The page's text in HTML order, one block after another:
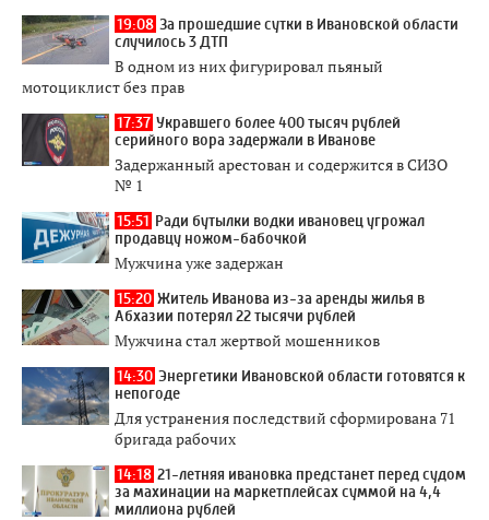
19:08 За прошедшие сутки в Ивановской области
случилось 3 ДТП
В одном из них фигурировал пьяный
мотоциклист без прав
17:37 Укравшего более 400 тысяч рублей
серийного вора задержали в Иванове
Задержанный арестован и содержится в СИЗО
№ 1
15:51 Ради бутылки водки ивановец угрожал
продавцу ножом-бабочкой
Мужчина уже задержан
15:20 Житель Иванова из-за аренды жилья в
Абхазии потерял 22 тысячи рублей
Мужчина стал жертвой мошенников
14:30 Энергетики Ивановской области готовятся к
непогоде
Для устранения последствий сформирована 71
бригада рабочих
14:18 21-летняя ивановка предстанет перед судом
за махинации на маркетплейсах суммой на 4,4
миллиона рублей